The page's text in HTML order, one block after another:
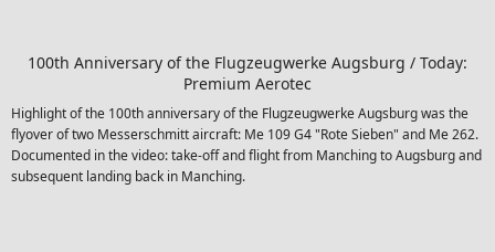
100th Anniversary of the Flugzeugwerke Augsburg / Today:
Premium Aerotec
Highlight of the 100th anniversary of the Flugzeugwerke Augsburg was the
flyover of two Messerschmitt aircraft: Me 109 G4 "Rote Sieben" and Me 262.
Documented in the video: take-off and flight from Manching to Augsburg and
subsequent landing back in Manching.